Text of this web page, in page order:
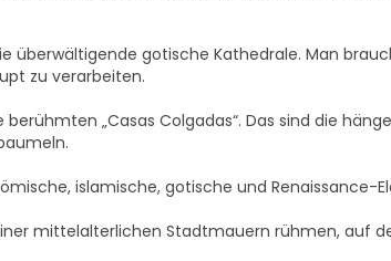
überwältigende gotische Kathedrale. Man
zu verarbeiten.
„Casas Colgadas“. Das sind die
islamische, gotische und Renaissance-
mittelalterlichen Stadtmauern rühmen, auf